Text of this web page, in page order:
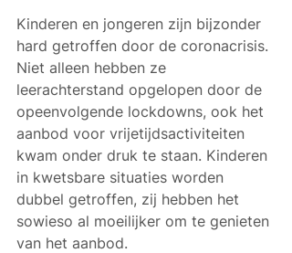
Kinderen en jongeren zijn bijzonder
hard getroffen door de coronacrisis.
Niet alleen hebben ze
leerachterstand opgelopen door de
opeenvolgende lockdowns, ook het
aanbod voor vrijetijdsactiviteiten
kwam onder druk te staan. Kinderen
in kwetsbare situaties worden
dubbel getroffen, zij hebben het
sowieso al moeilijker om te genieten
van het aanbod.